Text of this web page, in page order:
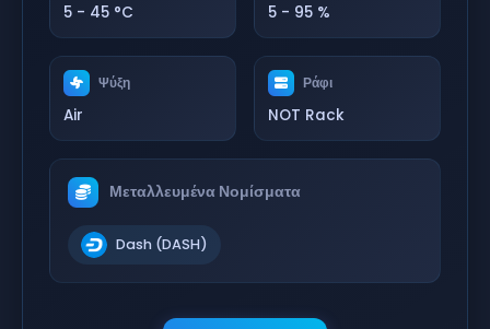
5 - 45 °C 5 - 95 %
Ψύξη
Air
Ράφι
NOT Rack
Μεταλλευμένα Νομίσματα
Dash (DASH)